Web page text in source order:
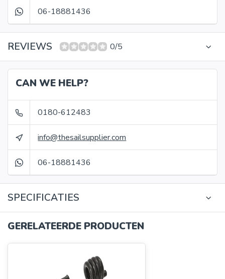
06-18881436
REVIEWS 0/5
CAN WE HELP?
0180-612483
info@thesailsupplier.com
06-18881436
SPECIFICATIES
GERELATEERDE PRODUCTEN